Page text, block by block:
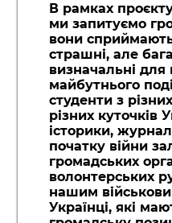
В рамках
ми запитуємо
вони
страшні, але
визначальні для
майбутнього
студенти з
різних куточків
історики,
початку війни
громадських
волонтерських
нашим
Українці, які